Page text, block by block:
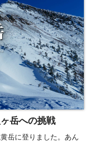
岳への挑戦
岳に登りました。あん